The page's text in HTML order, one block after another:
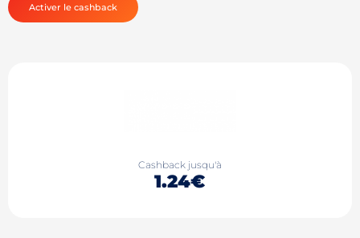
Activer le cashback
Cashback jusqu'à
1.24€